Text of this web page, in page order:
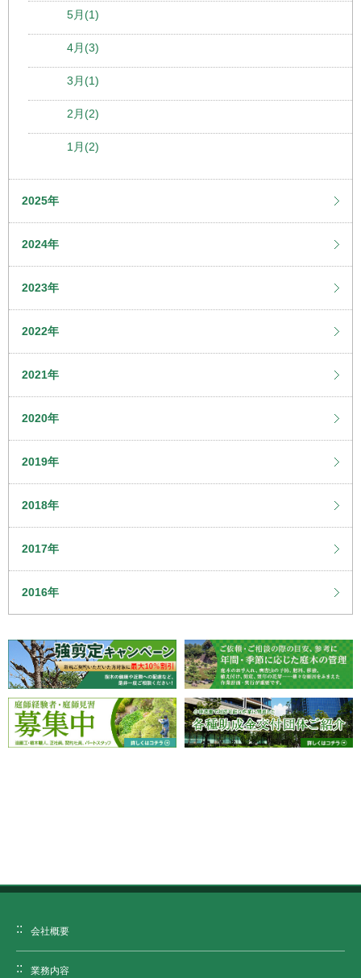
5月(1)
4月(3)
3月(1)
2月(2)
1月(2)
2025年
2024年
2023年
2022年
2021年
2020年
2019年
2018年
2017年
2016年
会社概要
業務内容